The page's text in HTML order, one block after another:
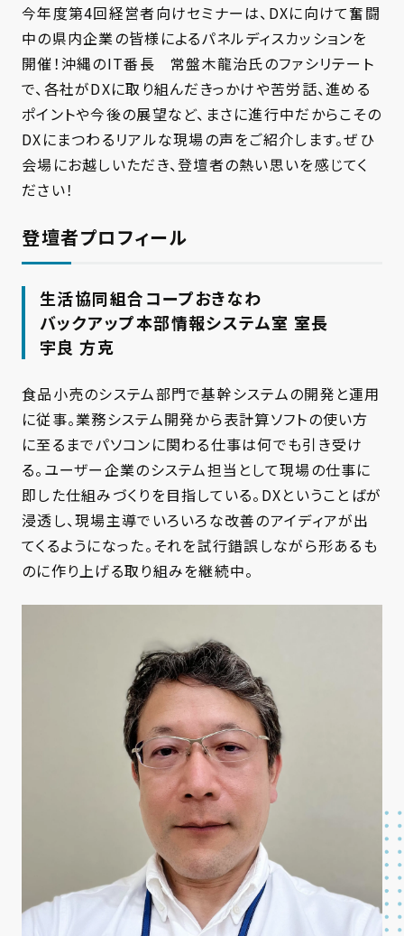
今年度第4回経営者向けセミナーは、DXに向けて奮闘
中の県内企業の皆様によるパネルディスカッションを
開催！沖縄のIT番長 常盤木龍治氏のファシリテート
で、各社がDXに取り組んだきっかけや苦労話、進める
ポイントや今後の展望など、まさに進行中だからこその
DXにまつわるリアルな現場の声をご紹介します。ぜひ
会場にお越しいただき、登壇者の熱い思いを感じてく
ださい！
登壇者プロフィール
生活協同組合コープおきなわ
バックアップ本部情報システム室 室長
宇良 方克
食品小売のシステム部門で基幹システムの開発と運用
に従事。業務システム開発から表計算ソフトの使い方
に至るまでパソコンに関わる仕事は何でも引き受け
る。ユーザー企業のシステム担当として現場の仕事に
即した仕組みづくりを目指している。DXということばが
浸透し、現場主導でいろいろな改善のアイディアが出
てくるようになった。それを試行錯誤しながら形あるも
のに作り上げる取り組みを継続中。